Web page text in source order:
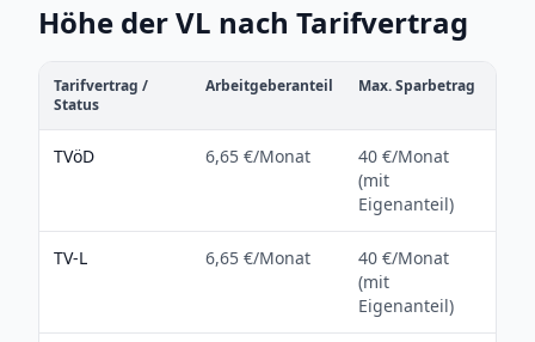
Höhe der VL nach Tarifvertrag
Tarifvertrag /
Status
Arbeitgeberanteil Max. Sparbetrag
TVöD 6,65 €/Monat
40 €/Monat
(mit
Eigenanteil)
TV-L 6,65 €/Monat
40 €/Monat
(mit
Eigenanteil)